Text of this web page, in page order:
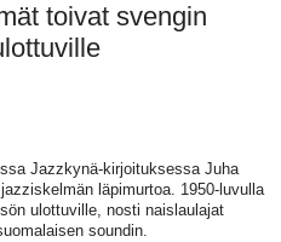
toivat svengin
Jazzkynä-kirjoituksessa Juha
läpimurtoa. 1950-luvulla
ulottuville, nosti naislaulajat
soundin.